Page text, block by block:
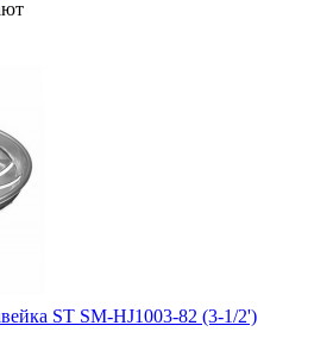
ST SM-HJ1003-82 (3-1/2')